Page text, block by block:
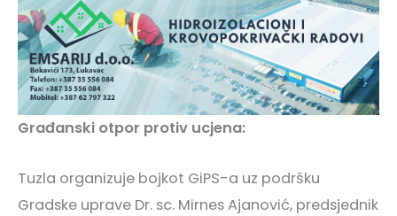
Građanski otpor protiv ucjena:
Tuzla organizuje bojkot GiPS-a uz podršku
Gradske uprave Dr. sc. Mirnes Ajanović, predsjednik